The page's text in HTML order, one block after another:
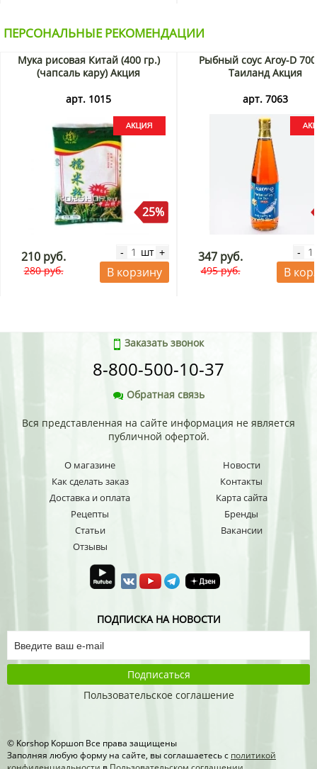
ПЕРСОНАЛЬНЫЕ РЕКОМЕНДАЦИИ
Мука рисовая Китай (400 гр.)
(чапсаль кару) Акция
арт. 1015
25%
210 руб.
280 руб.
- шт +
В корзину
Рыбный соус Aroy-D
Таиланд Акция
арт. 7063
347 руб.
495 руб.
-
В
Заказать звонок
8-800-500-10-37
Обратная связь
Вся представленная на сайте информация не является
публичной офертой.
О магазине
Как сделать заказ
Доставка и оплата
Рецепты
Статьи
Отзывы
Новости
Контакты
Карта сайта
Бренды
Вакансии
ПОДПИСКА НА НОВОСТИ
Подписаться
Пользовательское соглашение
© Korshop Koршоп Все права защищены
Заполняя любую форму на сайте, вы соглашаетесь с политикой